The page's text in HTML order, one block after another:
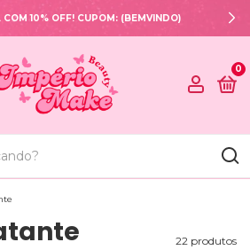
COM 10% OFF! CUPOM: (BEMVINDO)
0
22 produtos